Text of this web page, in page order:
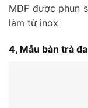
MDF được phun
làm từ inox
4, Mẫu bàn trà